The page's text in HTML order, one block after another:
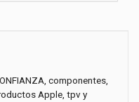
componentes,
Apple, tpv y